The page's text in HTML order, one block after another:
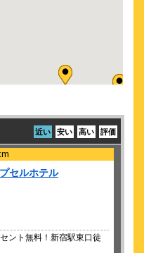
ジソンが恐れた孤高の天才
)
ジソンが恐れた孤高の天才
ジソンが恐れた孤高の天才
近い 安い 高い 評価
セルホテル
ント無料！新宿駅東口徒